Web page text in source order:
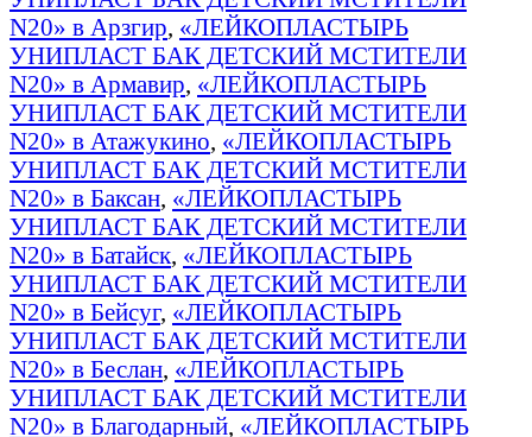
N20» в Арзгир, «ЛЕЙКОПЛАСТЫРЬ
УНИПЛАСТ БАК ДЕТСКИЙ МСТИТЕЛИ
N20» в Армавир, «ЛЕЙКОПЛАСТЫРЬ
УНИПЛАСТ БАК ДЕТСКИЙ МСТИТЕЛИ
N20» в Атажукино, «ЛЕЙКОПЛАСТЫРЬ
УНИПЛАСТ БАК ДЕТСКИЙ МСТИТЕЛИ
N20» в Баксан, «ЛЕЙКОПЛАСТЫРЬ
УНИПЛАСТ БАК ДЕТСКИЙ МСТИТЕЛИ
N20» в Батайск, «ЛЕЙКОПЛАСТЫРЬ
УНИПЛАСТ БАК ДЕТСКИЙ МСТИТЕЛИ
N20» в Бейсуг, «ЛЕЙКОПЛАСТЫРЬ
УНИПЛАСТ БАК ДЕТСКИЙ МСТИТЕЛИ
N20» в Беслан, «ЛЕЙКОПЛАСТЫРЬ
УНИПЛАСТ БАК ДЕТСКИЙ МСТИТЕЛИ
N20» в Благодарный, «ЛЕЙКОПЛАСТЫРЬ